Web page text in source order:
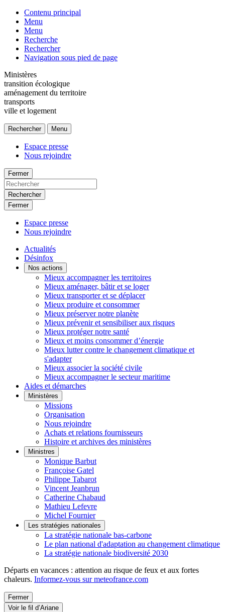
Contenu principal
Menu
Menu
Recherche
Rechercher
Navigation sous pied de page
Ministères
transition écologique
aménagement du territoire
transports
ville et logement
Rechercher Menu
Espace presse
Nous rejoindre
Fermer
Rechercher
Fermer
Espace presse
Nous rejoindre
Actualités
Désinfox
Nos actions
Mieux accompagner les territoires
Mieux aménager, bâtir et se loger
Mieux transporter et se déplacer
Mieux produire et consommer
Mieux préserver notre planète
Mieux prévenir et sensibiliser aux risques
Mieux protéger notre santé
Mieux et moins consommer d’énergie
Mieux lutter contre le changement climatique et
s'adapter
Mieux associer la société civile
Mieux accompagner le secteur maritime
Aides et démarches
Ministères
Missions
Organisation
Nous rejoindre
Achats et relations fournisseurs
Histoire et archives des ministères
Ministres
Monique Barbut
Françoise Gatel
Philippe Tabarot
Vincent Jeanbrun
Catherine Chabaud
Mathieu Lefevre
Michel Fournier
Les stratégies nationales
La stratégie nationale bas-carbone
Le plan national d'adaptation au changement climatique
La stratégie nationale biodiversité 2030
Départs en vacances : attention au risque de feux et aux fortes
chaleurs. Informez-vous sur meteofrance.com
Fermer
Voir le fil d’Ariane